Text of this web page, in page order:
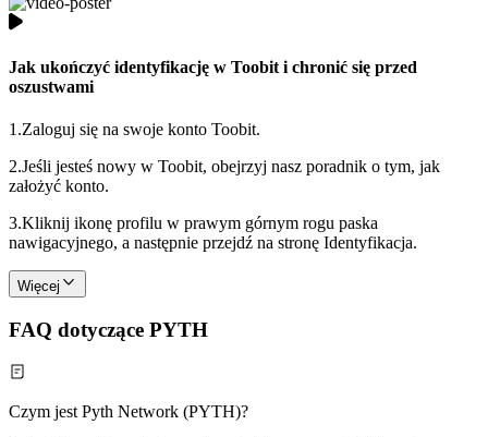
Jak ukończyć identyfikację w Toobit i chronić się przed
oszustwami
1.Zaloguj się na swoje konto Toobit.
2.Jeśli jesteś nowy w Toobit, obejrzyj nasz poradnik o tym, jak
założyć konto.
3.Kliknij ikonę profilu w prawym górnym rogu paska
nawigacyjnego, a następnie przejdź na stronę Identyfikacja.
Więcej
FAQ dotyczące PYTH
Czym jest Pyth Network (PYTH)?